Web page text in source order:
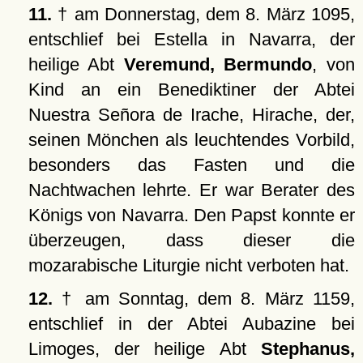
11. † am Donnerstag, dem 8. März 1095,
entschlief bei Estella in Navarra, der
heilige Abt Veremund, Bermundo, von
Kind an ein Benediktiner der Abtei
Nuestra Señora de Irache, Hirache, der,
seinen Mönchen als leuchtendes Vorbild,
besonders das Fasten und die
Nachtwachen lehrte. Er war Berater des
Königs von Navarra. Den Papst konnte er
überzeugen, dass dieser die
mozarabische Liturgie nicht verboten hat.
12. † am Sonntag, dem 8. März 1159,
entschlief in der Abtei Aubazine bei
Limoges, der heilige Abt Stephanus,